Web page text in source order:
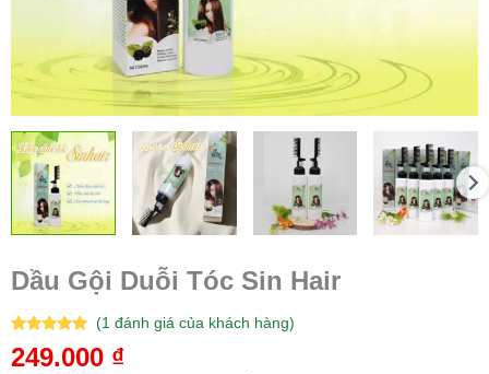
Dầu Gội Duỗi Tóc Sin Hair
5.00 trên 5
dựa trên
1
(1đánh giá của khách hàng)
249.000 ₫